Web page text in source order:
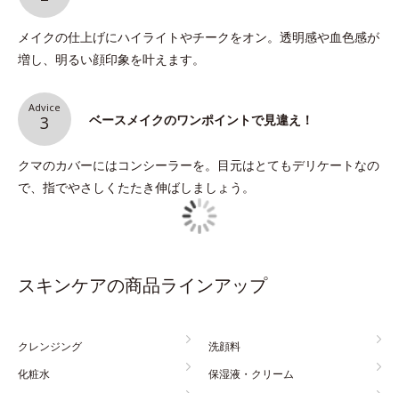
メイクの仕上げにハイライトやチークをオン。透明感や血色感が
増し、明るい顔印象を叶えます。
Advice
3 ベースメイクのワンポイントで見違え！
クマのカバーにはコンシーラーを。目元はとてもデリケートなの
で、指でやさしくたたき伸ばしましょう。
スキンケアの商品ラインアップ
クレンジング
洗顔料
化粧水
保湿液・クリーム